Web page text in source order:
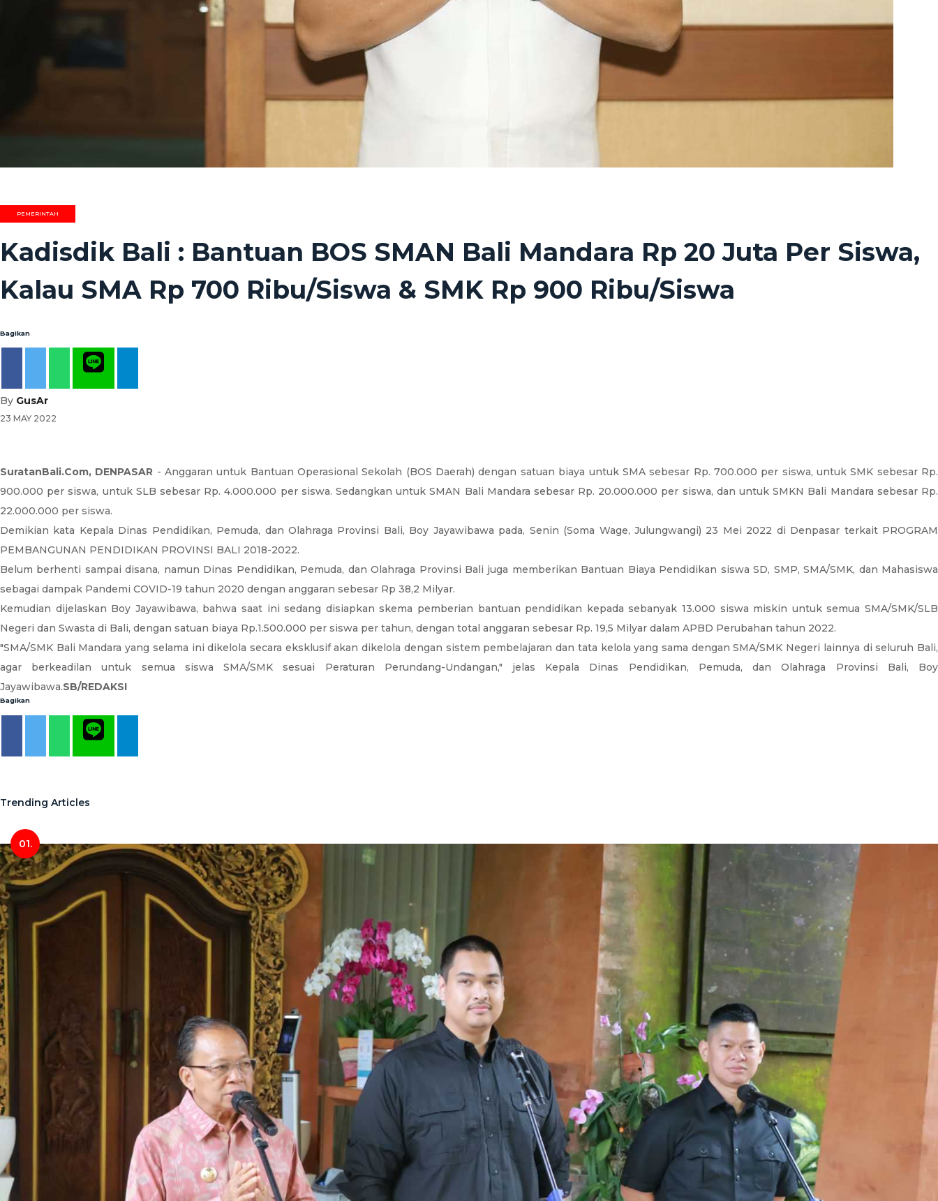
PEMERINTAH
Kadisdik Bali : Bantuan BOS SMAN Bali Mandara Rp 20 Juta Per Siswa,
Kalau SMA Rp 700 Ribu/Siswa & SMK Rp 900 Ribu/Siswa
Bagikan
By GusAr
23 MAY 2022
SuratanBali.Com, DENPASAR - Anggaran untuk Bantuan Operasional Sekolah (BOS Daerah) dengan satuan biaya untuk SMA sebesar Rp. 700.000 per siswa, untuk SMK sebesar Rp.
900.000 per siswa, untuk SLB sebesar Rp. 4.000.000 per siswa. Sedangkan untuk SMAN Bali Mandara sebesar Rp. 20.000.000 per siswa, dan untuk SMKN Bali Mandara sebesar Rp.
22.000.000 per siswa.
Demikian kata Kepala Dinas Pendidikan, Pemuda, dan Olahraga Provinsi Bali, Boy Jayawibawa pada, Senin (Soma Wage, Julungwangi) 23 Mei 2022 di Denpasar terkait PROGRAM
PEMBANGUNAN PENDIDIKAN PROVINSI BALI 2018-2022.
Belum berhenti sampai disana, namun Dinas Pendidikan, Pemuda, dan Olahraga Provinsi Bali juga memberikan Bantuan Biaya Pendidikan siswa SD, SMP, SMA/SMK, dan Mahasiswa
sebagai dampak Pandemi COVID-19 tahun 2020 dengan anggaran sebesar Rp 38,2 Milyar.
Kemudian dijelaskan Boy Jayawibawa, bahwa saat ini sedang disiapkan skema pemberian bantuan pendidikan kepada sebanyak 13.000 siswa miskin untuk semua SMA/SMK/SLB
Negeri dan Swasta di Bali, dengan satuan biaya Rp.1.500.000 per siswa per tahun, dengan total anggaran sebesar Rp. 19,5 Milyar dalam APBD Perubahan tahun 2022.
"SMA/SMK Bali Mandara yang selama ini dikelola secara eksklusif akan dikelola dengan sistem pembelajaran dan tata kelola yang sama dengan SMA/SMK Negeri lainnya di seluruh Bali,
agar berkeadilan untuk semua siswa SMA/SMK sesuai Peraturan Perundang-Undangan," jelas Kepala Dinas Pendidikan, Pemuda, dan Olahraga Provinsi Bali, Boy
Jayawibawa.SB/REDAKSI
Bagikan
Trending Articles
01.